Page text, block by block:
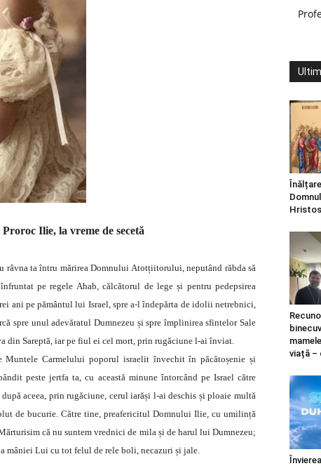
Ilie, la vreme de secetă
ta întru mărirea Domnului Atotțiitorului, neputând răbda să
pe regele Ahab, călcătorul de lege și pentru pedepsirea
ani pe pământul lui Israel, spre a-l îndepărta de idolii netrebnici,
spre unul adevăratul Dumnezeu și spre împlinirea sfintelor Sale
din Sareptă, iar pe fiul ei cel mort, prin rugăciune l-ai înviat.
Muntele Carmelului poporul israelit învechit în păcătoșenie și
peste jertfa ta, cu această minune întorcând pe Israel către
aceea, prin rugăciune, cerul iarăși l-ai deschis și ploaie multă
de bucurie. Către tine, preafericitul Domnului Ilie, cu umilință
că nu suntem vrednici de mila și de harul lui Dumnezeu;
mâniei Lui cu tot felul de rele boli, necazuri și jale.
Hristos
viață –